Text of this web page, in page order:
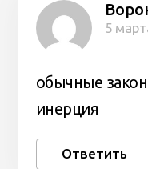
5
обычные
инерция
Ответить